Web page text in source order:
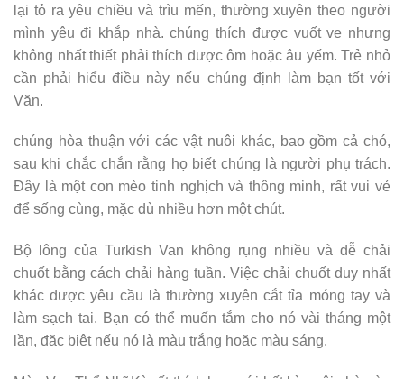
lại tỏ ra yêu chiều và trìu mến, thường xuyên theo người
mình yêu đi khắp nhà. chúng thích được vuốt ve nhưng
không nhất thiết phải thích được ôm hoặc âu yếm. Trẻ nhỏ
cần phải hiểu điều này nếu chúng định làm bạn tốt với
Văn.
chúng hòa thuận với các vật nuôi khác, bao gồm cả chó,
sau khi chắc chắn rằng họ biết chúng là người phụ trách.
Đây là một con mèo tinh nghịch và thông minh, rất vui vẻ
để sống cùng, mặc dù nhiều hơn một chút.
Bộ lông của Turkish Van không rụng nhiều và dễ chải
chuốt bằng cách chải hàng tuần. Việc chải chuốt duy nhất
khác được yêu cầu là thường xuyên cắt tỉa móng tay và
làm sạch tai. Bạn có thể muốn tắm cho nó vài tháng một
lần, đặc biệt nếu nó là màu trắng hoặc màu sáng.